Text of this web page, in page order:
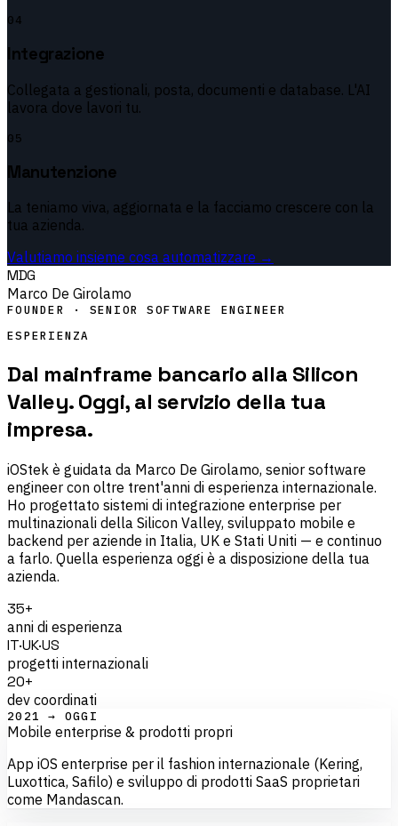
04
Integrazione
Collegata a gestionali, posta, documenti e database. L'AI
lavora dove lavori tu.
05
Manutenzione
La teniamo viva, aggiornata e la facciamo crescere con la
tua azienda.
Valutiamo insieme cosa automatizzare →
MDG
Marco De Girolamo
FOUNDER · SENIOR SOFTWARE ENGINEER
ESPERIENZA
Dal mainframe bancario alla Silicon
Valley. Oggi, al servizio della tua
impresa.
iOStek è guidata da Marco De Girolamo, senior software
engineer con oltre trent'anni di esperienza internazionale.
Ho progettato sistemi di integrazione enterprise per
multinazionali della Silicon Valley, sviluppato mobile e
backend per aziende in Italia, UK e Stati Uniti — e continuo
a farlo. Quella esperienza oggi è a disposizione della tua
azienda.
35+
anni di esperienza
IT·UK·US
progetti internazionali
20+
dev coordinati
2021 → OGGI
Mobile enterprise & prodotti propri
App iOS enterprise per il fashion internazionale (Kering,
Luxottica, Safilo) e sviluppo di prodotti SaaS proprietari
come Mandascan.